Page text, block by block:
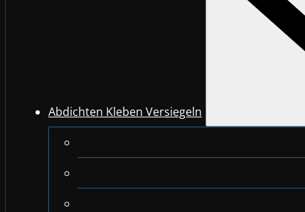
Abdichten Kleben Versiegeln